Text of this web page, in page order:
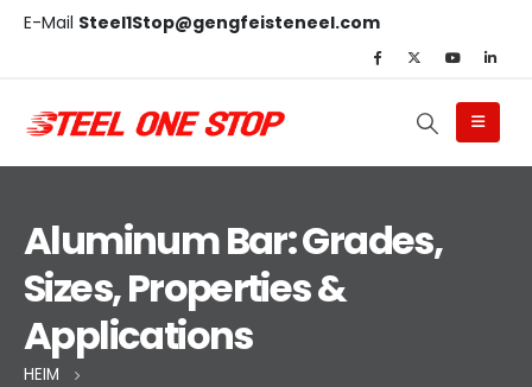
E-Mail Steel1Stop@gengfeisteneel.com
Aluminum Bar: Grades,
Sizes, Properties &
Applications
HEIM